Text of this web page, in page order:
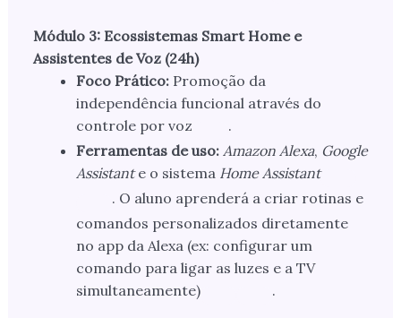
Módulo 3: Ecossistemas Smart Home e
Assistentes de Voz (24h)
Foco Prático:Promoção da
independência funcional através do
controle por voz
.
Ferramentas de uso: Amazon Alexa, Google
Assistante o sistema Home Assistant
. O aluno aprenderá a criar rotinas e
comandos personalizados diretamente
no app da Alexa (ex: configurar um
comando para ligar as luzes e a TV
simultaneamente)
.